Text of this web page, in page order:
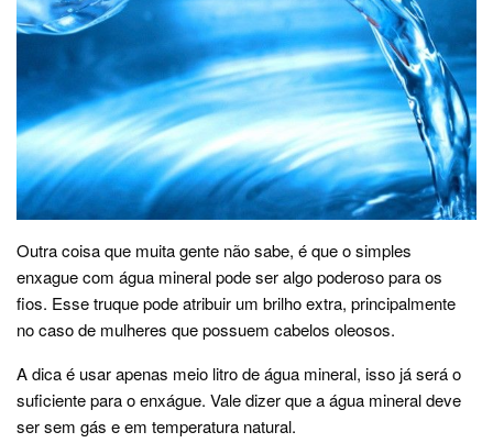
Outra coisa que muita gente não sabe, é que o simples
enxague com água mineral pode ser algo poderoso para os
fios. Esse truque pode atribuir um brilho extra, principalmente
no caso de mulheres que possuem cabelos oleosos.
A dica é usar apenas meio litro de água mineral, isso já será o
suficiente para o enxágue. Vale dizer que a água mineral deve
ser sem gás e em temperatura natural.